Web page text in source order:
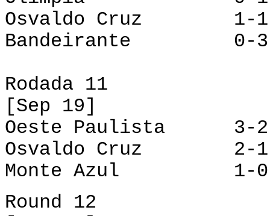
Osvaldo Cruz 1-1
Bandeirante 0-
Rodada 11
[Sep 19]
Oeste Paulista 3-
Osvaldo Cruz 2-
Monte Azul 1-0
Round 12